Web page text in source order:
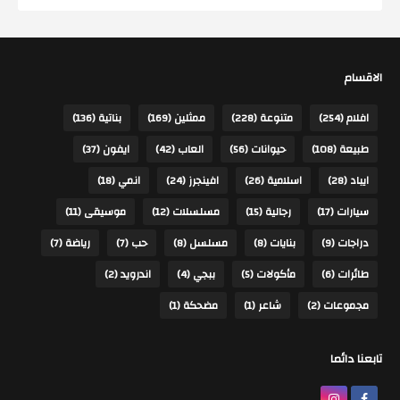
الاقسام
افلام(254) متنوعة(228) ممثلين(169) بناتية(136)
طبيعة(108) حيوانات(56) العاب(42) ايفون(37)
ايباد(28) اسلامية(26) افينجرز(24) انمي(18)
سيارات(17) رجالية(15) مسلسلات(12) موسيقى(11)
دراجات(9) بنايات(8) مسلسل(8) حب(7) رياضة(7)
طائرات(6) مأكولات(5) ببجي(4) اندرويد(2)
مجموعات(2) شاعر(1) مضحكة(1)
تابعنا دائما